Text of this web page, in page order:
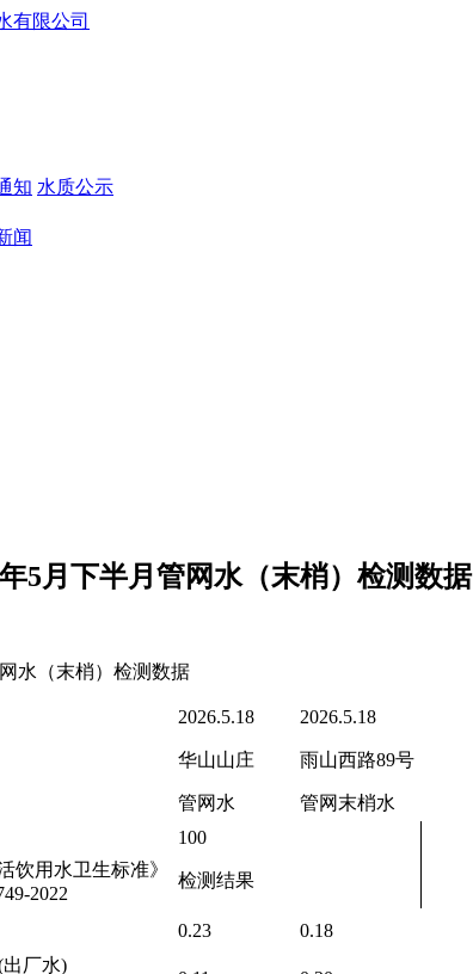
知 水质公示
闻
5月下半月管网水（末梢）检测数据
水（末梢）检测数据
2026.5.18 2026.5.18
华山山庄 雨山西路89号
管网水
管网末梢水
100
饮用水卫生标准》
2022
检测结果
0.23 0.18
出厂水)